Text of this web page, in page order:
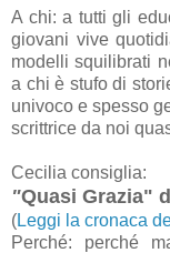
A chi: a tutti gli
giovani vive
modelli squilibrati
a chi è stufo di
univoco e spesso
scrittrice da noi
Cecilia consiglia:
"Quasi Grazia"
(Leggi la cronaca
Perché: perché